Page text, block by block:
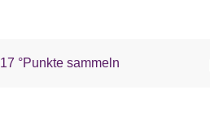
17 °Punkte sammeln